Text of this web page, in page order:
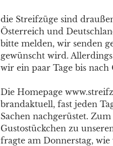
die Streifzüge sind
Österreich und
bitte melden, wir senden
gewünscht wird.
wir ein paar Tage bis nach
Die Homepage
brandaktuell, fast jeden
Sachen nachgerüstet.
Gustostückchen zu
fragte am Donnerstag,